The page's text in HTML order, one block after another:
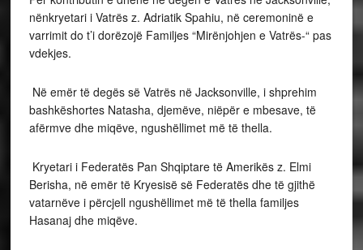
nënkryetari i Vatrës z. Adriatik Spahiu, në ceremoninë e
varrimit do t’i dorëzojë Familjes “Mirënjohjen e Vatrës-“ pas
vdekjes.
Në emër të degës së Vatrës në Jacksonville, i shprehim
bashkëshortes Natasha, djemëve, niëpër e mbesave, të
afërmve dhe miqëve, ngushëllimet më të thella.
Kryetari i Federatës Pan Shqiptare të Amerikës z. Elmi
Berisha, në emër të Kryesisë së Federatës dhe të gjithë
vatarnëve i përcjell ngushëllimet më të thella familjes
Hasanaj dhe miqëve.